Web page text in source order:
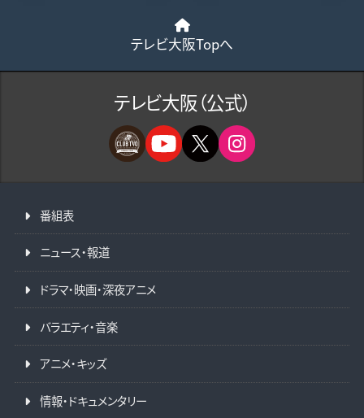
テレビ大阪Topへ
テレビ大阪（公式）
番組表
ニュース・報道
ドラマ・映画・深夜アニメ
バラエティ・音楽
アニメ・キッズ
情報・ドキュメンタリー